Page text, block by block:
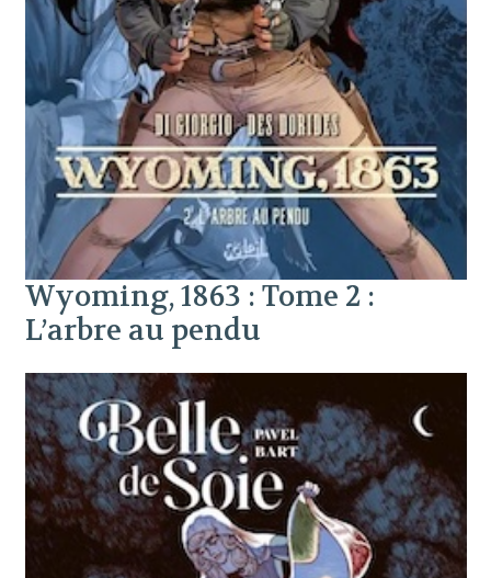
Wyoming, 1863 : Tome 2 :
L’arbre au pendu